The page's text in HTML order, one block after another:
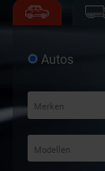
Autos